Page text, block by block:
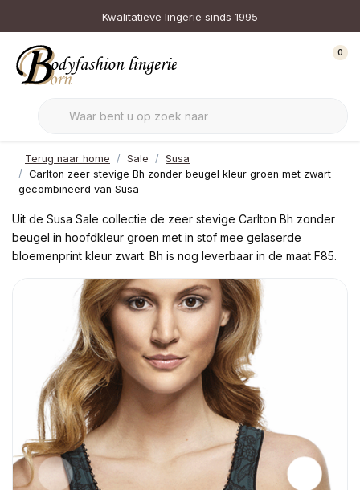
Kwalitatieve lingerie sinds 1995
0
Terug naar home Sale
Susa
Carlton zeer stevige Bh zonder beugel kleur groen met zwart
gecombineerd van Susa
Uit de Susa Sale collectie de zeer stevige Carlton Bh zonder
beugel in hoofdkleur groen met in stof mee gelaserde
bloemenprint kleur zwart. Bh is nog leverbaar in de maat F85.